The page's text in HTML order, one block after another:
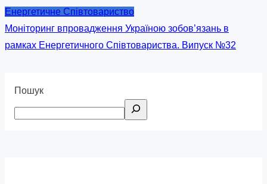
Енергетичне Співтовариство
Моніторинг впровадження Україною зобов’язань в
рамках Енергетичного Співтовариства. Випуск №32
Пошук